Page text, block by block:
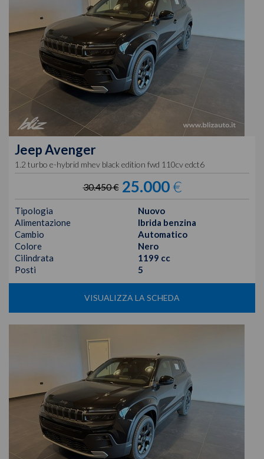
JeepAvenger
1.2 turbo e-hybrid mhev black edition fwd 110cv edct6
30.450 € 25.000€
Tipologia
Nuovo
Alimentazione
Ibrida benzina
Cambio
Automatico
Colore
Nero
Cilindrata
1199 cc
Posti
5
VISUALIZZA LA SCHEDA